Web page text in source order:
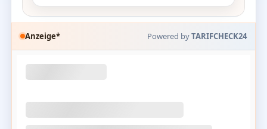
Anzeige* Powered byTARIFCHECK24